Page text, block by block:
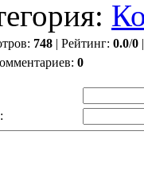
748 | Рейтинг: 0.0/0
0